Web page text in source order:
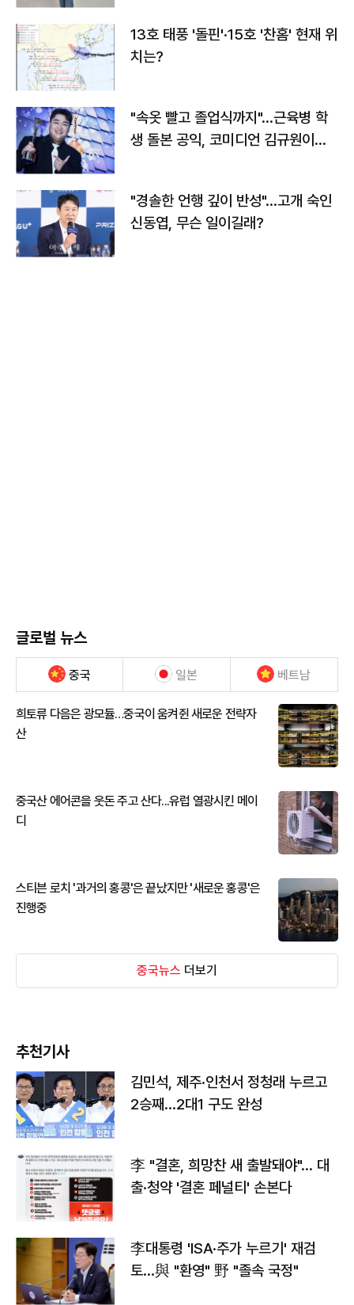
13호 태풍 '돌핀'·15호 '찬홈' 현재 위
치는?
"속옷 빨고 졸업식까지"…근육병 학
생 돌본 공익, 코미디언 김규원이었
"경솔한 언행 깊이 반성"…고개 숙인
신동엽, 무슨 일이길래?
글로벌 뉴스
중국 일본 베트남
희토류 다음은 광모듈…중국이 움켜쥔 새로운 전략자
산
중국산 에어콘을 웃돈 주고 산다...유럽 열광시킨 메이
디
스티븐 로치 '과거의 홍콩'은 끝났지만 '새로운 홍콩'은
진행중
중국뉴스 더보기
추천기사
김민석, 제주·인천서 정청래 누르고
2승째…2대1 구도 완성
李 "결혼, 희망찬 새 출발돼야"… 대
출·청약 '결혼 페널티' 손본다
李대통령 'ISA·주가 누르기' 재검
토…與 "환영" 野 "졸속 국정"